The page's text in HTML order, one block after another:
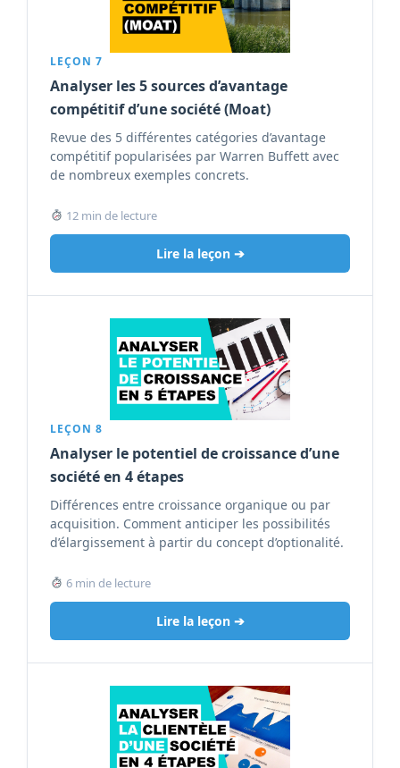
LEÇON 7
Analyser les 5 sources d’avantage
compétitif d’une société (Moat)
Revue des 5 différentes catégories d’avantage
compétitif popularisées par Warren Buffett avec
de nombreux exemples concrets.
12 min de lecture
Lire la leçon ➔
LEÇON 8
Analyser le potentiel de croissance d’une
société en 4 étapes
Différences entre croissance organique ou par
acquisition. Comment anticiper les possibilités
d’élargissement à partir du concept d’optionalité.
6 min de lecture
Lire la leçon ➔